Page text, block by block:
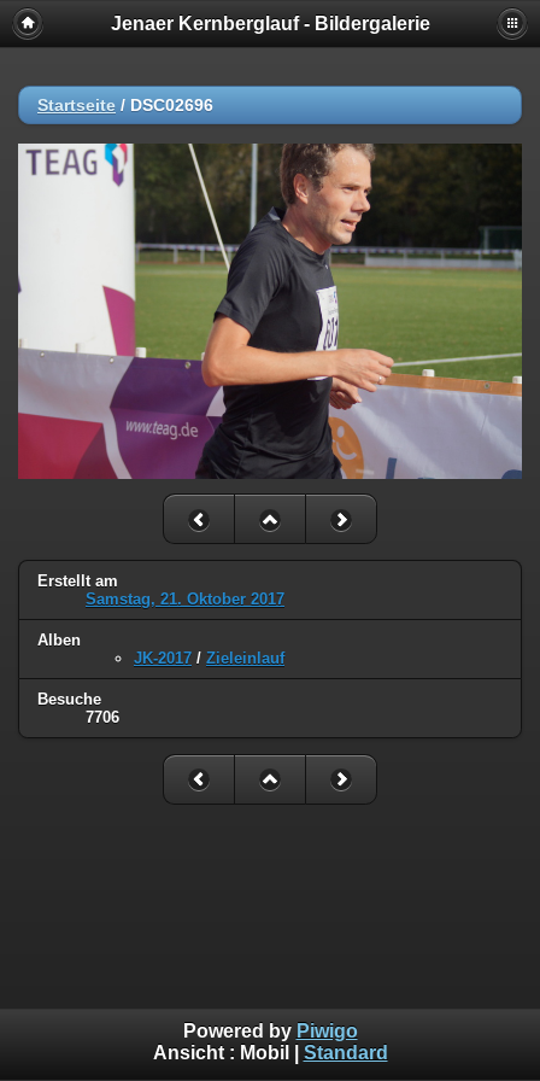
Jenaer Kernberglauf - Bildergalerie
Startseite / DSC02696
Erstellt am
Samstag, 21. Oktober 2017
Alben
JK-2017 / Zieleinlauf
Besuche
7706
Powered by Piwigo
Ansicht : Mobil Standard